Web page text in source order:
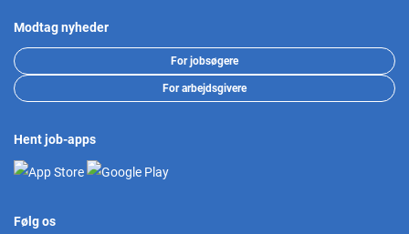
Modtag nyheder
For jobsøgere
For arbejdsgivere
Hent job-apps
Følg os